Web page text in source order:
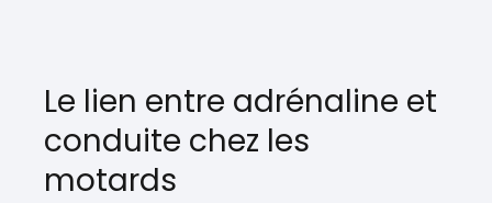
Le lien entre adrénaline et
conduite chez les
motards